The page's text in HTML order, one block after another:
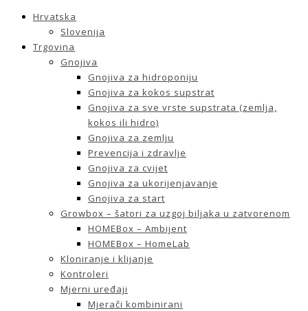
Hrvatska
Slovenija
Trgovina
Gnojiva
Gnojiva za hidroponiju
Gnojiva za kokos supstrat
Gnojiva za sve vrste supstrata (zemlja,
kokos ili hidro)
Gnojiva za zemlju
Prevencija i zdravlje
Gnojiva za cvijet
Gnojiva za ukorijenjavanje
Gnojiva za start
Growbox – šatori za uzgoj biljaka u zatvorenom
HOMEBox – Ambijent
HOMEBox – HomeLab
Kloniranje i klijanje
Kontroleri
Mjerni uređaji
Mjerači kombinirani